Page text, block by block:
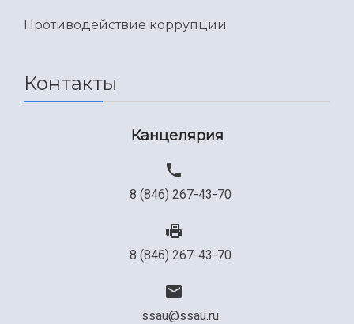
Международный межвузовский кампус
Сведения об образовательной организации
Противодействие коррупции
Контакты
Канцелярия
8 (846) 267-43-70
8 (846) 267-43-70
ssau@ssau.ru